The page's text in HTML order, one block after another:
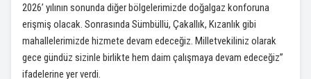
2026’ yılının sonunda diğer bölgelerimizde doğalgaz konforuna
erişmiş olacak. Sonrasında Sümbüllü, Çakallık, Kızanlık gibi
mahallelerimizde hizmete devam edeceğiz. Milletvekiliniz olarak
gece gündüz sizinle birlikte hem daim çalışmaya devam edeceğiz”
ifadelerine yer verdi.